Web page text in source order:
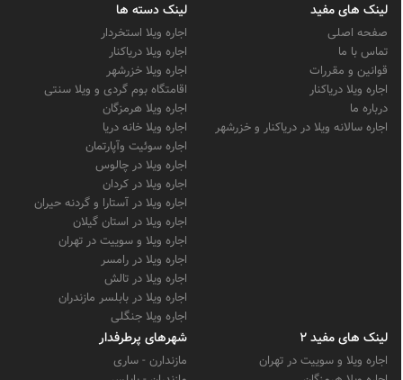
لینک های مفید
صفحه اصلی
تماس با ما
قوانین و مقررات
اجاره ویلا دریاکنار
درباره ما
اجاره سالانه ویلا در دریاکنار و خزرشهر
لینک دسته ها
اجاره ویلا استخردار
اجاره ویلا دریاکنار
اجاره ویلا خزرشهر
اقامتگاه بوم گردی و ویلا سنتی
اجاره ویلا هرمزگان
اجاره ویلا خانه دریا
اجاره سوئیت وآپارتمان
اجاره ویلا در چالوس
اجاره ویلا در کردان
اجاره ویلا در آستارا و گردنه حیران
اجاره ویلا در استان گیلان
اجاره ویلا و سوییت در تهران
اجاره ویلا در رامسر
اجاره ویلا در تالش
اجاره ویلا در بابلسر مازندران
اجاره ویلا جنگلی
لینک های مفید 2
اجاره ویلا و سوییت در تهران
شهرهای پرطرفدار
مازندارن - ساری